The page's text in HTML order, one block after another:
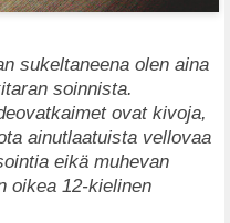
sukeltaneena olen aina
soinnista.
ovat kivoja,
ainutlaatuista vellovaa
eikä muhevan
oikea 12-kielinen